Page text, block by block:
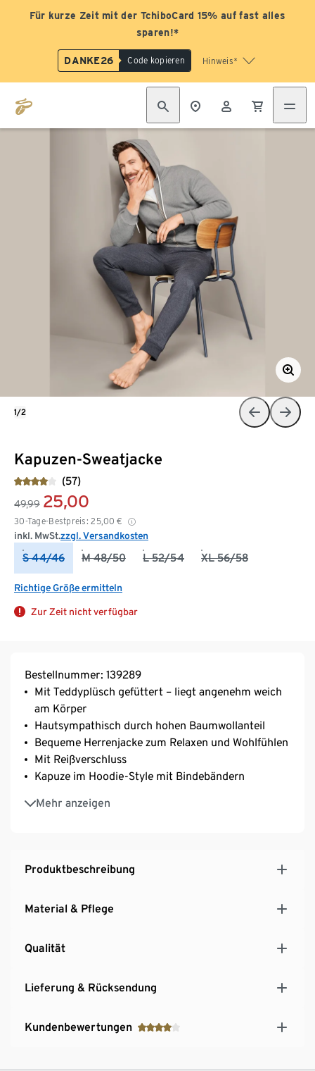
Für kurze Zeit mit der TchiboCard 15% auf fast alles
sparen!*
DANKE26 Code kopieren Hinweis*
Kapuzen-Sweatjacke
(57)
49,99 25,00
30-Tage-Bestpreis: 25,00 €
inkl. MwSt.zzgl. Versandkosten
S 44/46 M 48/50 L 52/54 XL 56/58
Richtige Größe ermitteln
Zur Zeit nicht verfügbar
1/2
Bestellnummer: 139289
Mit Teddyplüsch gefüttert – liegt angenehm weich
am Körper
Hautsympathisch durch hohen Baumwollanteil
Bequeme Herrenjacke zum Relaxen und Wohlfühlen
Mit Reißverschluss
Kapuze im Hoodie-Style mit Bindebändern
Mehr anzeigen
Rippbündchen an Ärmelabschluss und Saum
2 Eingrifftaschen
Produktbeschreibung
Material & Pflege
Qualität
Lieferung & Rücksendung
Kundenbewertungen